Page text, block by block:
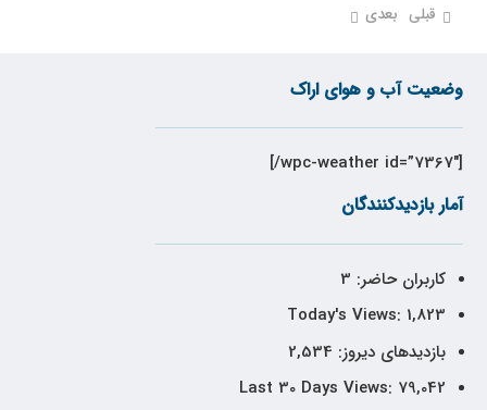
قبلی بعدی
وضعیت آب و هوای اراک
[wpc-weather id=”7367″/]
آمار بازدیدکنندگان
کاربران حاضر: 3
Today's Views: 1,823
بازدیدهای دیروز: 2,534
Last 30 Days Views: 79,042